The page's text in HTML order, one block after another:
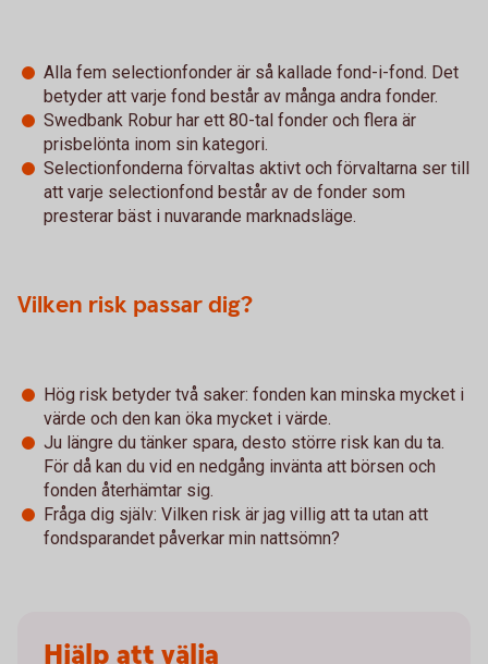
Alla fem selectionfonder är så kallade fond-i-fond. Det
betyder att varje fond består av många andra fonder.
Swedbank Robur har ett 80-tal fonder och flera är
prisbelönta inom sin kategori.
Selectionfonderna förvaltas aktivt och förvaltarna ser till
att varje selectionfond består av de fonder som
presterar bäst i nuvarande marknadsläge.
Vilken risk passar dig?
Hög risk betyder två saker: fonden kan minska mycket i
värde och den kan öka mycket i värde.
Ju längre du tänker spara, desto större risk kan du ta.
För då kan du vid en nedgång invänta att börsen och
fonden återhämtar sig.
Fråga dig själv: Vilken risk är jag villig att ta utan att
fondsparandet påverkar min nattsömn?
Hjälp att välja